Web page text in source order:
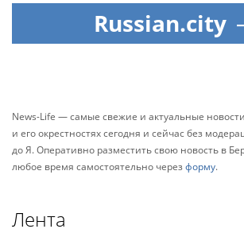
Russian.city
News-Life — самые свежие и актуальные
и его окрестностях сегодня и сейчас без
до Я. Оперативно разместить свою новость в
любое время самостоятельно черезформу.
Лента